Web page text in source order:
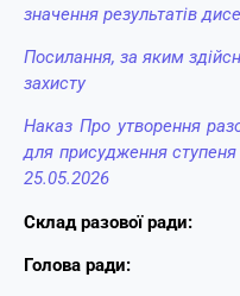
значення результатів
Посилання, за яким
захисту
Наказ Про утворення
для присудження
25.05.2026
Склад разової ради:
Голова ради: